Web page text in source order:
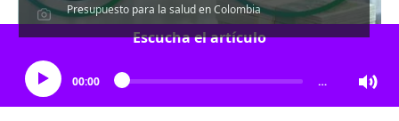
Presupuesto para la salud en Colombia
Escucha el artículo
00:00 …